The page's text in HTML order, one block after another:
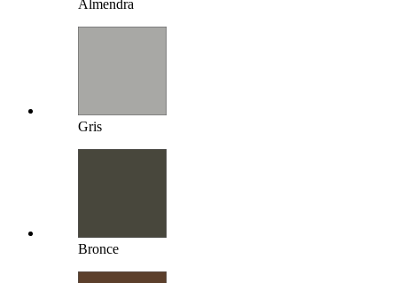
Almendra
Gris
Bronce